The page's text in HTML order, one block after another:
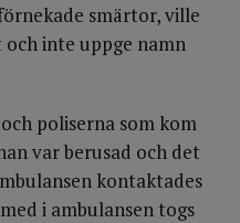
smärtor, ville
inte uppge namn
poliserna som kom
var berusad och det
kontaktades
i ambulansen togs